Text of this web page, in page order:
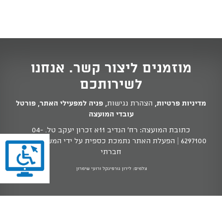
מוזמנים ליצור קשר. אנחנו
לשירותכם
מדיניות פרטיות, הצהרת נגישות, פניה למפעילי האתר, פורטל
עובדי המועצה
כתובת המועצה: רח' הנדיב 11א זכרון יעקב טל.
04-
6297100 | הפעלת האתר נתמכת כספית על ידי המשרד לשוויון
חברתי
צלמים: לירון גורפינקל ורועי שימרון